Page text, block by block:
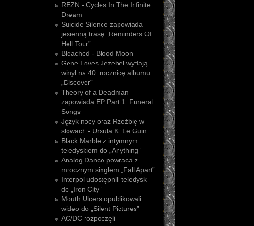
REZN - Cycles In The Infinite
Dream
Suicide Silence zapowiada
jesienną trasę „Reminders Of
Hell Tour”
Bleached - Blood Moon
Gene Loves Jezebel wydają
winyl na 40. rocznicę albumu
„Discover”
Theory of a Deadman
zapowiada EP Part 1: Funeral
Songs
Język nocy oraz Rzeźbię w
słowach - Ursula K. Le Guin
Black Marble z intymnym
teledyskiem do „Anything”
Analog Dance powraca z
mrocznym singlem „Fall Apart”
Interpol udostępnili teledysk
do „Iron City”
Mouth Ulcers opublikowali
wideo do „Silent Pictures”
AC/DC rozpoczęli